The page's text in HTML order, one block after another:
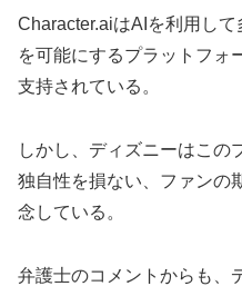
Character.aiはAIを利用し
を可能にするプラットフォ
支持されている。
しかし、ディズニーはこの
独自性を損ない、ファンの
念している。
弁護士のコメントからも、